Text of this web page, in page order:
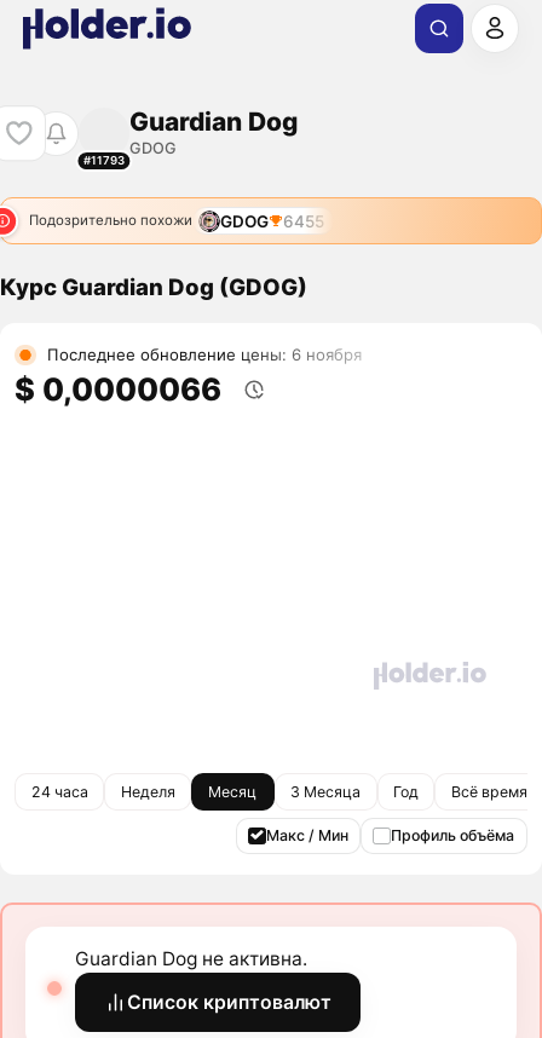
#11793
Guardian Dog
GDOG
Подозрительно похожи GDOG 6455
Курс Guardian Dog (GDOG)
Последнее обновление цены: 6 ноября
$ 0,0000066
24 часа Неделя Месяц 3 Месяца Год Всё время
Макс / Мин Профиль объёма
Guardian Dog не активна.
Список криптовалют